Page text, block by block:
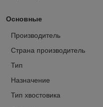
Основные
Производитель
Страна производитель
Тип
Назначение
Тип хвостовика